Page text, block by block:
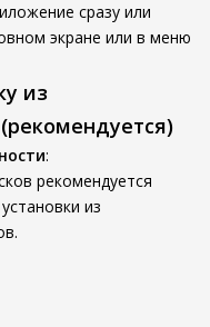
сразу или
экране или в меню
из
:
рекомендуется
из